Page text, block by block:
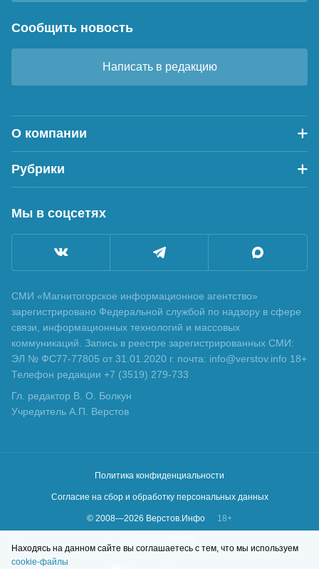
Сообщить новость
Написать в редакцию
О компании
Рубрики
Мы в соцсетях
СМИ «Магнитогорское информационное агентство»
зарегистрировано Федеральной службой по надзору в сфере
связи, информационных технологий и массовых
коммуникаций. Запись в реестре зарегистрированных СМИ:
ЭЛ № ФС77-77805 от 31.01.2020 г. почта: info@verstov.info 18+
Телефон редакции +7 (3519) 279-733
Гл. редактор В. О. Болкун
Учредитель А.П. Верстов
Политика конфиденциальности
Согласие на сбор и обработку персональных данных
© 2008—2026 Верстов.Инфо
18+
Находясь на данном сайте вы соглашаетесь с тем, что мы используем
cookie-файлы